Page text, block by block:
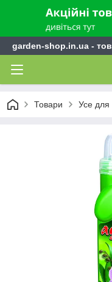
garden-shop.in.ua -
Товари Усе для